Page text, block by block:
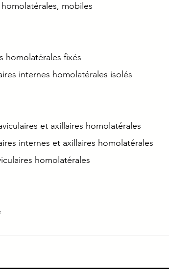
mobiles
homolatérales fixés
internes homolatérales isolés
et axillaires homolatérales
internes et axillaires homolatérales
homolatérales